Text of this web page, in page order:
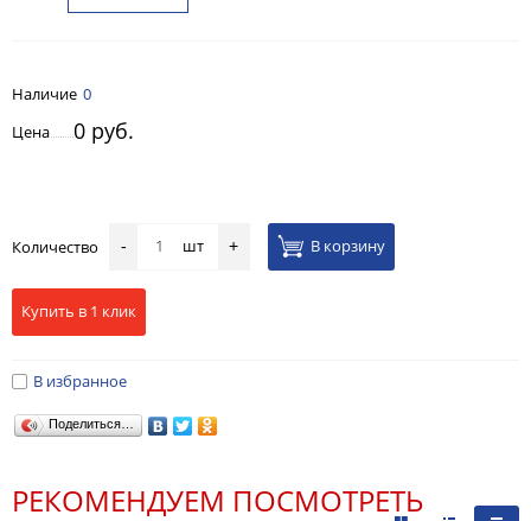
Наличие 0
Цена
0 руб.
Количество - шт + В корзину
Купить в 1 клик
В избранное
Поделиться…
РЕКОМЕНДУЕМ ПОСМОТРЕТЬ